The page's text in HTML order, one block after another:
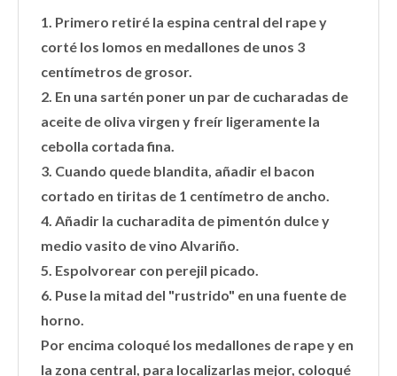
1. Primero retiré la espina central del rape y
corté los lomos en medallones de unos 3
centímetros de grosor.
2. En una sartén poner un par de cucharadas de
aceite de oliva virgen y freír ligeramente la
cebolla cortada fina.
3. Cuando quede blandita, añadir el bacon
cortado en tiritas de 1 centímetro de ancho.
4. Añadir la cucharadita de pimentón dulce y
medio vasito de vino Alvariño.
5. Espolvorear con perejil picado.
6. Puse la mitad del "rustrido" en una fuente de
horno.
Por encima coloqué los medallones de rape y en
la zona central, para localizarlas mejor, coloqué